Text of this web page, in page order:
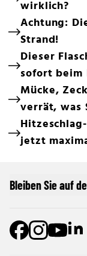
wirklich?
Achtung:
Strand!
Dieser
sofort beim
Mücke,
verrät, was
jetzt
Bleiben Sie auf